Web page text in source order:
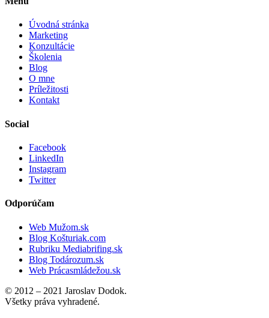
Úvodná stránka
Marketing
Konzultácie
Školenia
Blog
O mne
Príležitosti
Kontakt
Social
Facebook
LinkedIn
Instagram
Twitter
Odporúčam
Web Mužom.sk
Blog Košturiak.com
Rubriku Mediabrifing.sk
Blog Todározum.sk
Web Prácasmládežou.sk
© 2012 – 2021 Jaroslav Dodok.
Všetky práva vyhradené.